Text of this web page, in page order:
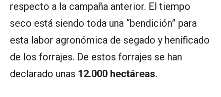
respecto a la campaña anterior. El tiempo
seco está siendo toda una “bendición” para
esta labor agronómica de segado y henificado
de los forrajes. De estos forrajes se han
declarado unas 12.000 hectáreas.